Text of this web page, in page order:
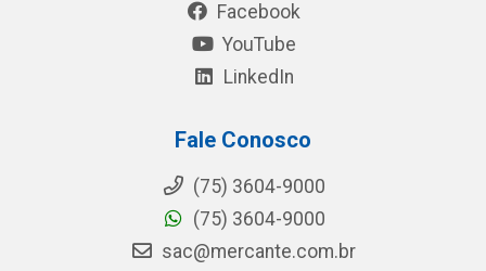
Facebook
YouTube
LinkedIn
Fale Conosco
(75) 3604-9000
(75) 3604-9000
sac@mercante.com.br